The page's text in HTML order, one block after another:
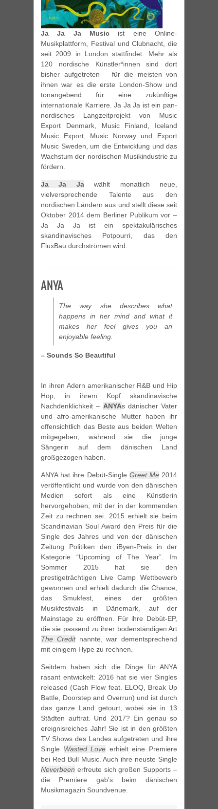
Ja Ja Ja Music ist eine Online-
Musikplattform, Festival und Clubnacht, die
seit 2009 in London stattfindet. Mehr als
120 nordische Künstler*innen sind dort
bisher aufgetreten – für die meisten von
ihnen war es die erste London-Show und
tonangebend für eine zukünftige
internationale Karriere. Ja Ja Ja ist ein pan-
nordisches Langzeitprojekt von Music
Export Denmark, Music Finland, Iceland
Music Export, Music Norway und Export
Music Sweden, um die Entwicklung und das
Wachstum der nordischen Musikindustrie zu
fördern.
Ja Ja Jawählt monatlich neue,
vielversprechende Talente aus den
nordischen Ländern aus und stellt diese seit
Oktober 2014 dem Berliner Publikum vor –
Ja Ja Ja ist ein spektakulärisches
skandinavisches Potpourri, das den
FluxBau durchströmen wird:
ANYA
The way she describes what
happens in her mind and what it
makes her feel gives you an
enjoyable feeling.
– Sounds So Beautiful
In ihren Adern amerikanischer R&B und Hip
Hop, in ihrem Kopf skandinavische
Nachdenklichkeit – ANYAs dänischer Vater
und afro-amerikanische Mutter haben ihr
offensichtlich das Beste aus beiden Welten
mitgegeben, während sie die junge
Sängerin auf dem dänischen Land
großgezogen haben.
ANYA hat ihre Debüt-Single Greet Me2014
veröffentlicht und wurde von den dänischen
Medien sofort als eine Künstlerin
hervorgehoben, mit der in der kommenden
Zeit zu rechnen sei. 2015 erhielt sie beim
Scandinavian Soul Award den Preis für die
Single des Jahres und von der dänischen
Zeitung Politiken den iByen-Preis in der
Kategorie “Upcoming of The Year”. Im
Sommer 2015 hat sie den
prestigeträchtigen Live Camp Wettbewerb
gewonnen und erhielt dadurch die Chance,
das Smukfest, eines der größten
Musikfestivals in Dänemark, auf der
Mainstage zu eröffnen. Für ihre Debüt-EP,
die sie passend zu ihrer bodenständigen Art
The Creditnannte, war dementsprechend
mit einigem Hype zu rechnen.
Seitdem haben sich die Dinge für ANYA
rasant entwickelt: 2016 hat sie vier Singles
released (Cash Flow feat. ELOQ, Break Up
Battle, Doorstep and Overrun) und ist durch
das ganze Land getourt, wobei sie in 13
Städten auftrat. Und 2017? Ein genau so
ereignisreiches Jahr! Sie ist in den größten
TV Shows des Landes aufgetreten und ihre
Single Wasted Love erhielt eine Premiere
bei Red Bull Music. Auch ihre neuste Single
Neverbeen erfreute sich großen Supports –
die Premiere gab’s beim dänischen
Musikmagazin Soundvenue.